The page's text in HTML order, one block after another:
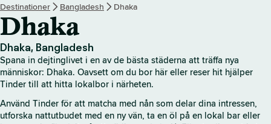
r
a
r
t
i
d
Destinationer Bangladesh Dhaka
Dhaka
Dhaka, Bangladesh
Spana in dejtinglivet i en av de bästa städerna att träffa nya
människor: Dhaka. Oavsett om du bor här eller reser hit hjälper
Tinder till att hitta lokalbor i närheten.
Använd Tinder för att matcha med nån som delar dina intressen,
utforska nattutbudet med en ny vän, ta en öl på en lokal bar eller